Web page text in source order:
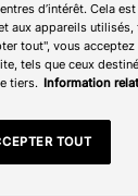
d’intérêt. Cela
aux appareils
tout", vous
tels que ceux
tiers. Information
TOUT